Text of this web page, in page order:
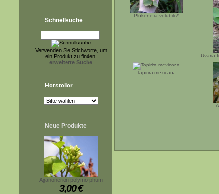
Schnellsuche
Verwenden Sie Stichworte, um
ein Produkt zu finden.
erweiterte Suche
Hersteller
Neue Produkte
Aganonerion polymorphum
3,00€
Plukenetia volubilis*
Uvaria
Tapirira mexicana